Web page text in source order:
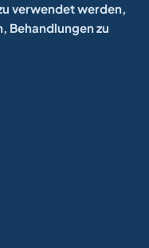
verwendet werden,
Behandlungen zu